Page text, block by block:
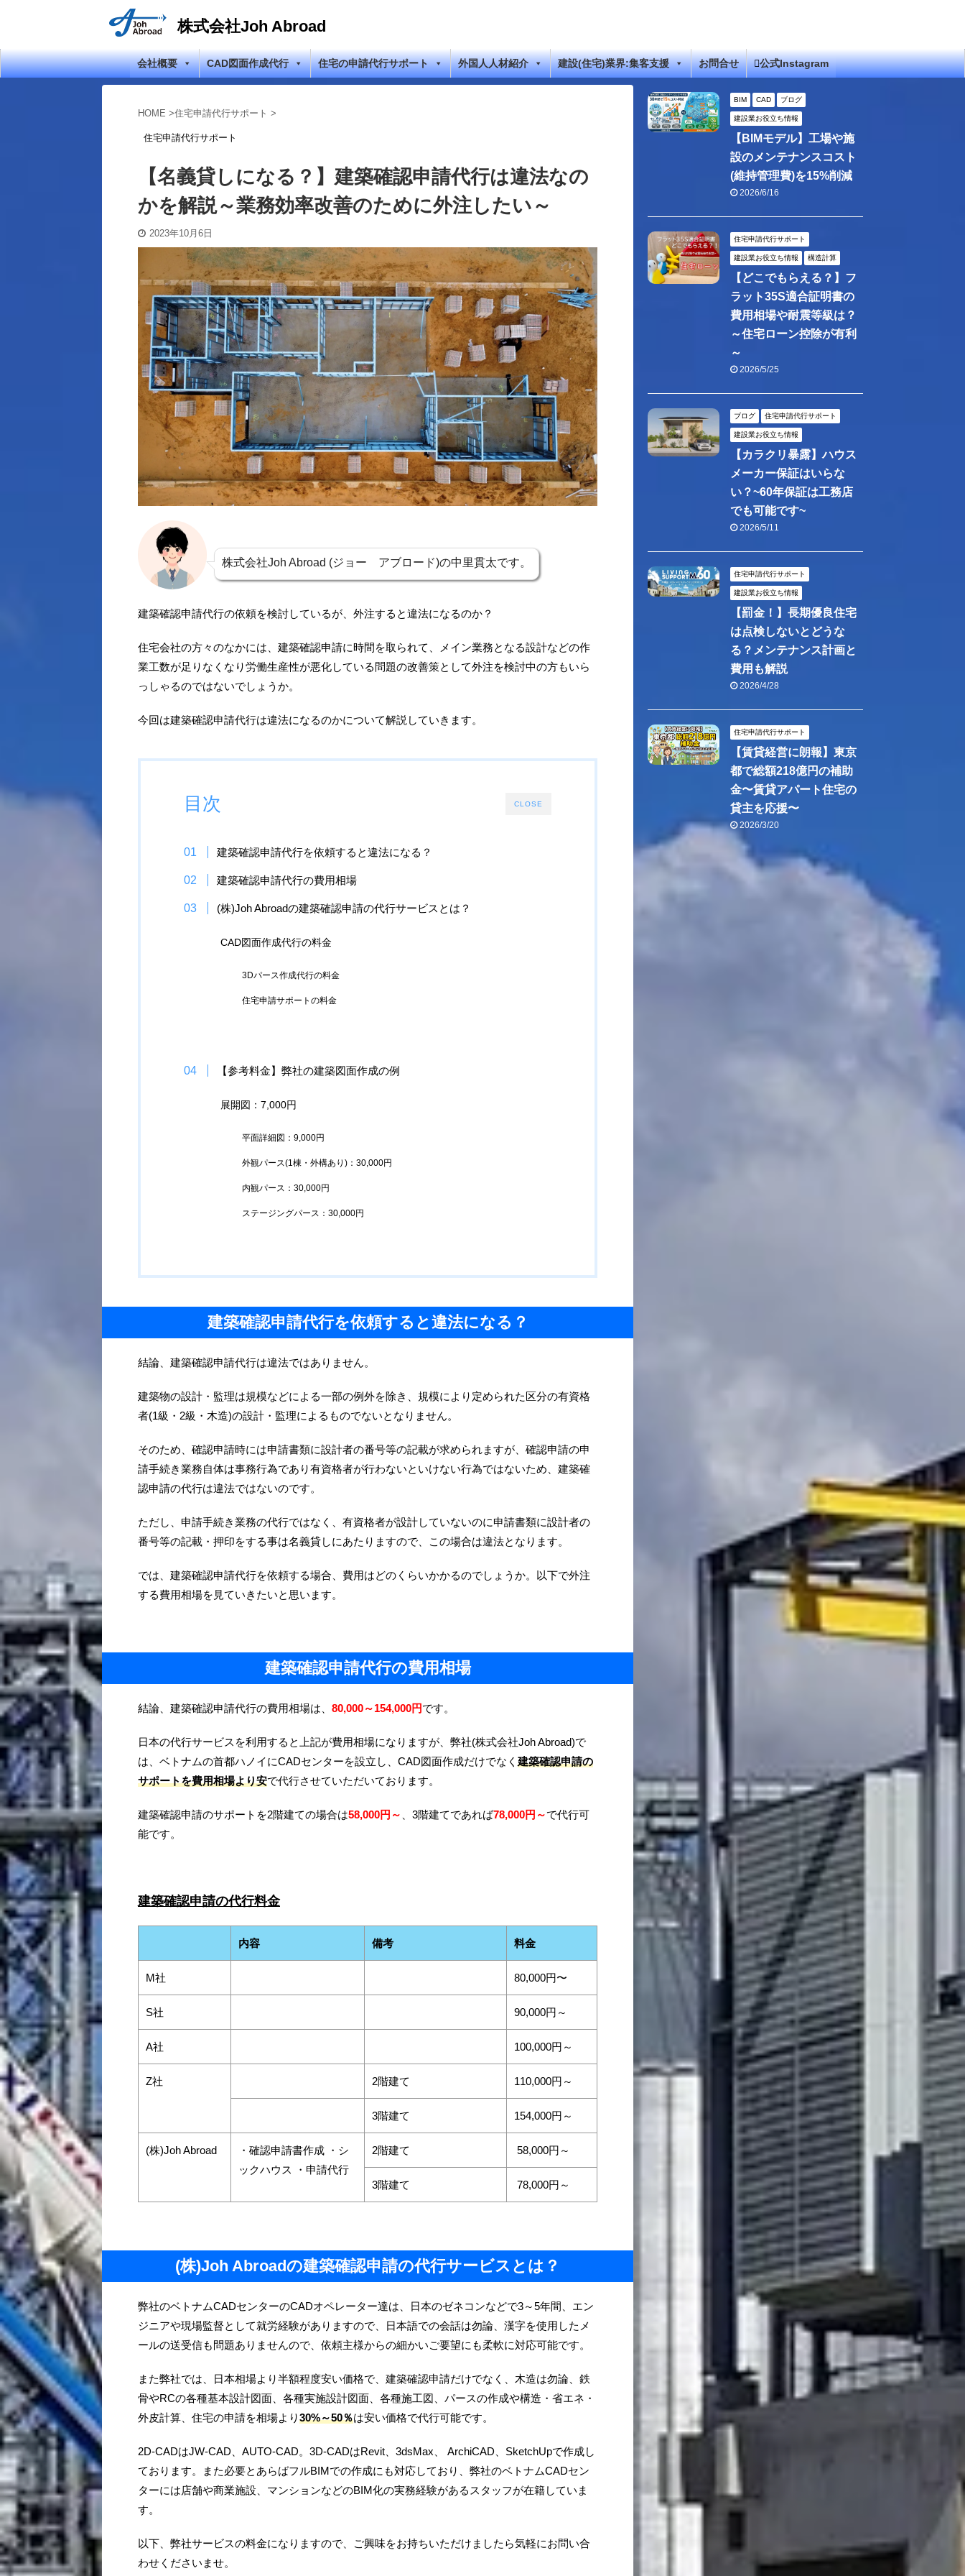
株式会社Joh Abroad
会社概要 CAD図面作成代行 住宅の申請代行サポート 外国人人材紹介 建設(住宅)業界:集客支援 お問合せ 公式Instagram
HOME >住宅申請代行サポート >
住宅申請代行サポート
【名義貸しになる？】建築確認申請代行は違法なの
かを解説～業務効率改善のために外注したい～
2023年10月6日
株式会社Joh Abroad (ジョー アブロード)の中里貫太です。
建築確認申請代行の依頼を検討しているが、外注すると違法になるのか？
住宅会社の方々のなかには、建築確認申請に時間を取られて、メイン業務となる設計などの作
業工数が足りなくなり労働生産性が悪化している問題の改善策として外注を検討中の方もいら
っしゃるのではないでしょうか。
今回は建築確認申請代行は違法になるのかについて解説していきます。
CLOSE
目次
建築確認申請代行を依頼すると違法になる？
建築確認申請代行の費用相場
(株)Joh Abroadの建築確認申請の代行サービスとは？
CAD図面作成代行の料金
3Dパース作成代行の料金
住宅申請サポートの料金
【参考料金】弊社の建築図面作成の例
展開図：7,000円
平面詳細図：9,000円
外観パース(1棟・外構あり)：30,000円
内観パース：30,000円
ステージングパース：30,000円
建築確認申請代行を依頼すると違法になる？
結論、建築確認申請代行は違法ではありません。
建築物の設計・監理は規模などによる一部の例外を除き、規模により定められた区分の有資格
者(1級・2級・木造)の設計・監理によるものでないとなりません。
そのため、確認申請時には申請書類に設計者の番号等の記載が求められますが、確認申請の申
請手続き業務自体は事務行為であり有資格者が行わないといけない行為ではないため、建築確
認申請の代行は違法ではないのです。
ただし、申請手続き業務の代行ではなく、有資格者が設計していないのに申請書類に設計者の
番号等の記載・押印をする事は名義貸しにあたりますので、この場合は違法となります。
では、建築確認申請代行を依頼する場合、費用はどのくらいかかるのでしょうか。以下で外注
する費用相場を見ていきたいと思います。
建築確認申請代行の費用相場
結論、建築確認申請代行の費用相場は、 80,000～154,000円です。
日本の代行サービスを利用すると上記が費用相場になりますが、弊社(株式会社Joh Abroad)で
は、ベトナムの首都ハノイにCADセンターを設立し、CAD図面作成だけでなく 建築確認申請の
サポートを費用相場より安で代行させていただいております。
建築確認申請のサポートを2階建ての場合は58,000円～ 、3階建てであれば78,000円～で代行可
能です。
建築確認申請の代行料金
内容 備考 料金
M社 80,000円〜
S社 90,000円～
A社 100,000円～
Z社 2階建て 110,000円～
3階建て 154,000円～
(株)Joh Abroad
・確認申請書作成 ・シ
ックハウス ・申請代行
2階建て 58,000円～
3階建て 78,000円～
(株)Joh Abroadの建築確認申請の代行サービスとは？
弊社のベトナムCADセンターのCADオペレーター達は、日本のゼネコンなどで3～5年間、エン
ジニアや現場監督として就労経験がありますので、日本語での会話は勿論、漢字を使用したメ
ールの送受信も問題ありませんので、依頼主様からの細かいご要望にも柔軟に対応可能です。
また弊社では、日本相場より半額程度安い価格で、建築確認申請だけでなく、木造は勿論、鉄
骨やRCの各種基本設計図面、各種実施設計図面、各種施工図、パースの作成や構造・省エネ・
外皮計算、住宅の申請を相場より30%～50％は安い価格で代行可能です。
2D-CADはJW-CAD、AUTO-CAD。3D-CADはRevit、3dsMax、 ArchiCAD、SketchUpで作成し
ております。また必要とあらばフルBIMでの作成にも対応しており、弊社のベトナムCADセン
ターには店舗や商業施設、マンションなどのBIM化の実務経験があるスタッフが在籍していま
す。
以下、弊社サービスの料金になりますので、ご興味をお持ちいただけましたら気軽にお問い合
わせくださいませ。
BIM CAD ブログ
建設業お役立ち情報
【BIMモデル】工場や施
設のメンテナンスコスト
(維持管理費)を15%削減
2026/6/16
住宅申請代行サポート
建設業お役立ち情報 構造計算
【どこでもらえる？】フ
ラット35S適合証明書の
費用相場や耐震等級は？
～住宅ローン控除が有利
～
2026/5/25
ブログ 住宅申請代行サポート
建設業お役立ち情報
【カラクリ暴露】ハウス
メーカー保証はいらな
い？~60年保証は工務店
でも可能です~
2026/5/11
住宅申請代行サポート
建設業お役立ち情報
【罰金！】長期優良住宅
は点検しないとどうな
る？メンテナンス計画と
費用も解説
2026/4/28
住宅申請代行サポート
【賃貸経営に朗報】東京
都で総額218億円の補助
金〜賃貸アパート住宅の
貸主を応援〜
2026/3/20